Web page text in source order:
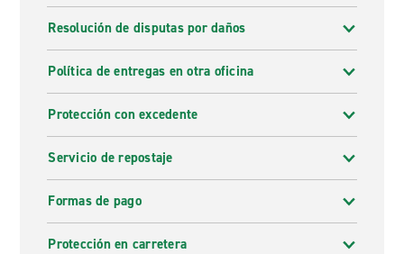
Resolución de disputas por daños
Política de entregas en otra oficina
Protección con excedente
Servicio de repostaje
Formas de pago
Protección en carretera